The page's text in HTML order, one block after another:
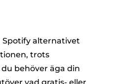
Spotify alternativet
trots
behöver äga din